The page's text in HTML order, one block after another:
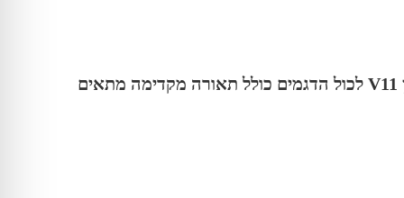
מברשת ממונעת לדיגמי דיסון V11 לכול הדגמים כולל תאורה מקדימה מתאים